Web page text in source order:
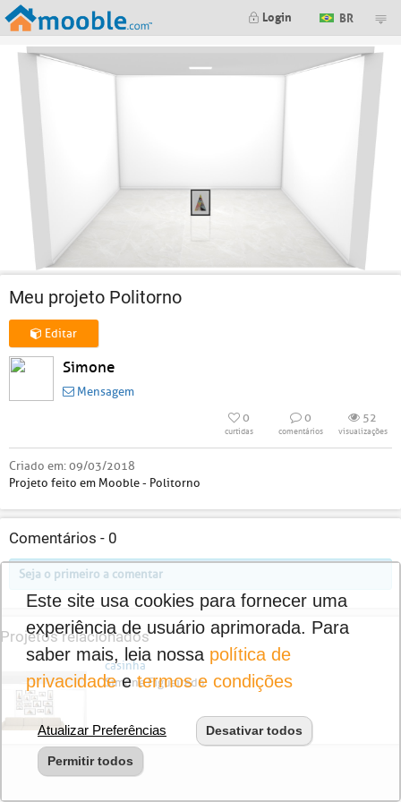
Login BR
Meu projeto Politorno
Editar
Simone
Mensagem
0
curtidas
0
comentários
52
visualizações
Criado em:09/03/2018
Projeto feito em Mooble - Politorno
Comentários - 0
Seja o primeiro a comentar
Projetos relacionados
casinha
Simone Figueiredo
Este site usa cookies para fornecer uma
experiência de usuário aprimorada. Para
saber mais, leia nossa política de
privacidadeetermos e condições
Atualizar Preferências Desativar todos
Permitir todos